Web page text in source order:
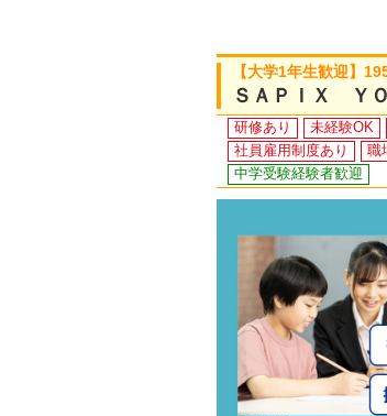
【大学1年生歓迎】
ＳＡＰＩＸ Ｙ
研修あり 未経験OK
社員雇用制度あり
職
中学受験経験者歓迎